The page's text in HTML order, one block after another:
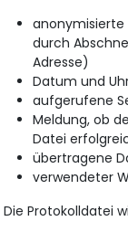
anonymisierte
durch
Adresse)
Datum und
aufgerufene
Meldung, ob
Datei
übertragene
verwendeter
Die Protokolldatei